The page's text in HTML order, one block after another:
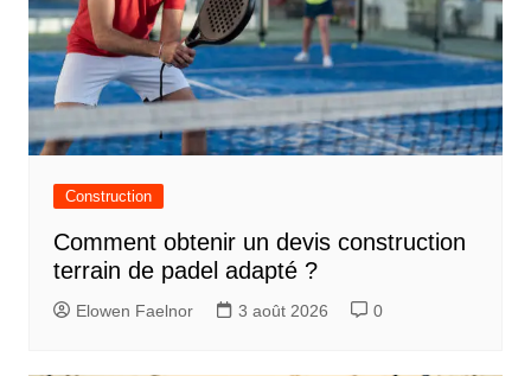
Construction
Comment obtenir un devis construction
terrain de padel adapté ?
Elowen Faelnor 3 août 2026 0